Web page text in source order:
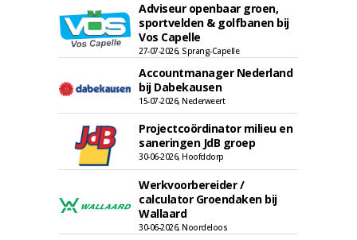
Adviseur openbaar groen,
sportvelden & golfbanen bij
Vos Capelle
27-07-2026, Sprang-Capelle
Accountmanager Nederland
bij Dabekausen
15-07-2026, Nederweert
Projectcoördinator milieu en
saneringen JdB groep
30-06-2026, Hoofddorp
Werkvoorbereider /
calculator Groendaken bij
Wallaard
30-06-2026, Noordeloos